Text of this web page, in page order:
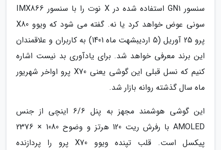
سنسور GN1 استفاده شده در X نوت را با سنسور IMX866
سونی عوض خواهد کرد یا نه. گفته می شود که ویوو X80
پرو 25 آوریل (5 اردیبشهت ماه 1401) به کاربران و علاقمندان
این برند معرفی خواهد شد. برای یادآوری بد نیست اشاره
کنیم که نسل قبلی این گوشی یعنی X70 پرو اواخر شهریور
ماه سال گذشته روانه بازار شد.
این گوشی هوشمند مجهز به پنل 6/6 اینچی از جنس
AMOLED با رفرش ریت 120 هرتز و وضوح 1080 × 2376
پیکسل است. قلب تپنده ویوو X70 پرو را پردازنده